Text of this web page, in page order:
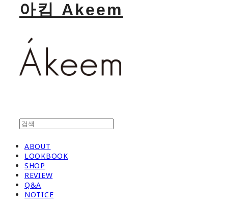
아킴 Akeem
ABOUT
LOOKBOOK
SHOP
REVIEW
Q&A
NOTICE